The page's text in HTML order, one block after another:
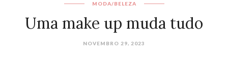
MODA/BELEZA
Uma make up muda tudo
NOVEMBRO 29, 2023